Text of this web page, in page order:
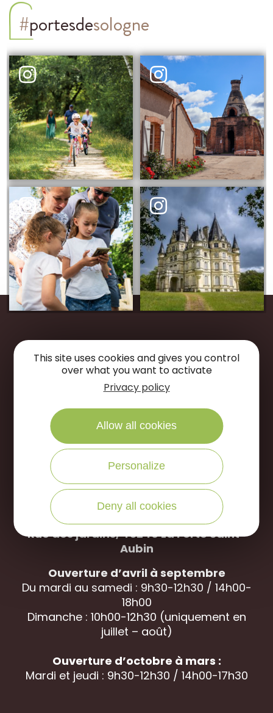
#portesdesologne
Restonsconnectés
NOUS ÉCRIRE
NOUS APPELER
Office de Tourisme des Portes de Sologne
Rue des jardins, 45240 LaFerté Saint-
Aubin
Ouverture d’avril à septembre
Du mardi au samedi : 9h30-12h30 / 14h00-
18h00
Dimanche : 10h00-12h30 (uniquement en
juillet – août)
Ouverture d’octobre à mars :
Mardi et jeudi : 9h30-12h30 / 14h00-17h30
This site uses cookies and gives you control
over what you want to activate
Privacy policy
Allow all cookies
Personalize
Deny all cookies